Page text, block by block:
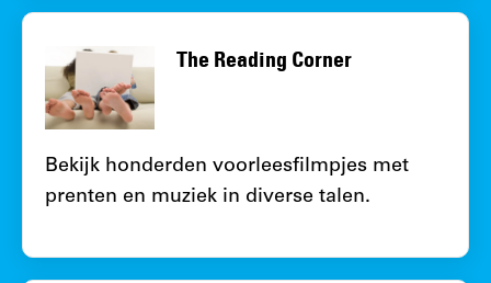
The Reading Corner
Bekijk honderden voorleesfilmpjes met
prenten en muziek in diverse talen.